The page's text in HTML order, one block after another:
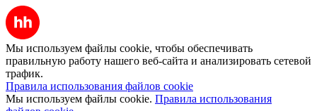
Мы используем файлы cookie, чтобы обеспечивать
правильную работу нашего веб-сайта и анализировать сетевой
трафик.
Правила использования файлов cookie
Мы используем файлы cookie. Правила использования